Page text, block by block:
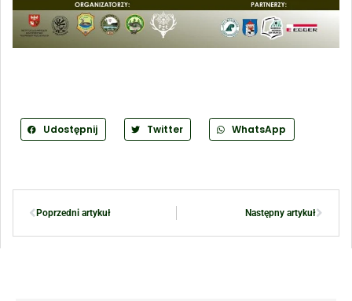
Udostępnij Twitter WhatsApp
Poprzedni artykuł Następny artykuł